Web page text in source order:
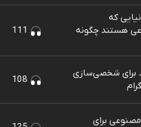
که
هستند چگونه
برای شخصی‌سازی
برای